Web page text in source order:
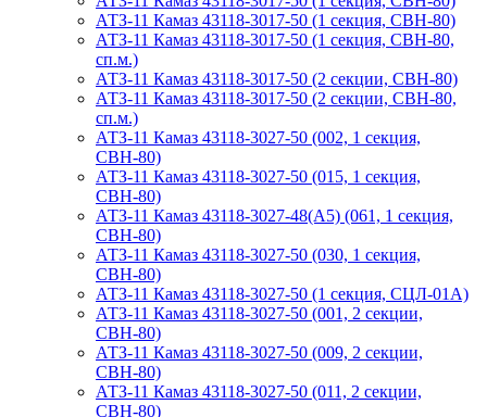
АТЗ-11 Камаз 43118-3017-50 (1 секция, СВН-80)
АТЗ-11 Камаз 43118-3017-50 (1 секция, СВН-80,
сп.м.)
АТЗ-11 Камаз 43118-3017-50 (2 секции, СВН-80)
АТЗ-11 Камаз 43118-3017-50 (2 секции, СВН-80,
сп.м.)
АТЗ-11 Камаз 43118-3027-50 (002, 1 секция,
СВН-80)
АТЗ-11 Камаз 43118-3027-50 (015, 1 секция,
СВН-80)
АТЗ-11 Камаз 43118-3027-48(A5) (061, 1 секция,
СВН-80)
АТЗ-11 Камаз 43118-3027-50 (030, 1 секция,
СВН-80)
АТЗ-11 Камаз 43118-3027-50 (1 секция, СЦЛ-01А)
АТЗ-11 Камаз 43118-3027-50 (001, 2 секции,
СВН-80)
АТЗ-11 Камаз 43118-3027-50 (009, 2 секции,
СВН-80)
АТЗ-11 Камаз 43118-3027-50 (011, 2 секции,
СВН-80)